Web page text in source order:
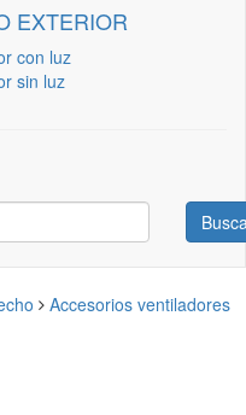
EXTERIOR
con luz
sin luz
Accesorios ventiladores